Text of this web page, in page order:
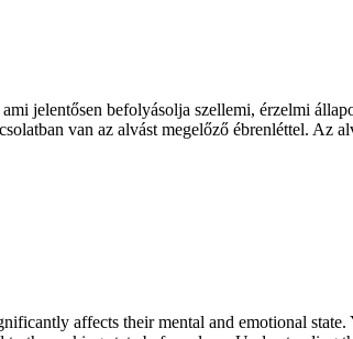
jelentősen befolyásolja szellemi, érzelmi
van az alvást megelőző ébrenléttel. Az
affects their mental and emotional